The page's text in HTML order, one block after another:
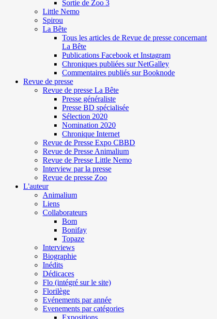
Sortie de Zoo 3
Little Nemo
Spirou
La Bête
Tous les articles de Revue de presse concernant
La Bête
Publications Facebook et Instagram
Chroniques publiées sur NetGalley
Commentaires publiés sur Booknode
Revue de presse
Revue de presse La Bête
Presse généraliste
Presse BD spécialisée
Sélection 2020
Nomination 2020
Chronique Internet
Revue de Presse Expo CBBD
Revue de Presse Animalium
Revue de Presse Little Nemo
Interview par la presse
Revue de presse Zoo
L'auteur
Animalium
Liens
Collaborateurs
Bom
Bonifay
Topaze
Interviews
Biographie
Inédits
Dédicaces
Flo (intégré sur le site)
Florilège
Evénements par année
Evenements par catégories
Expositions